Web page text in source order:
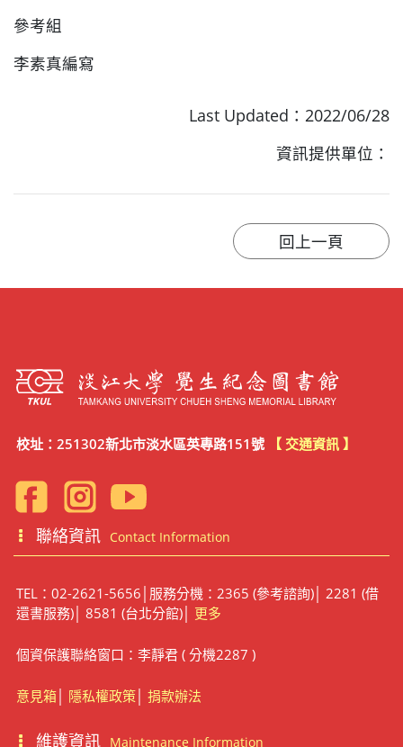
參考組
李素真編寫
Last Updated：2022/06/28
資訊提供單位：
校址：251302新北市淡水區英專路151號 【 交通資訊 】
聯絡資訊 Contact Information
TEL：02-2621-5656│服務分機：2365 (參考諮詢)│ 2281 (借
還書服務)│ 8581 (台北分館)│ 更多
個資保護聯絡窗口：李靜君 ( 分機2287 )
意見箱│ 隱私權政策│ 捐款辦法
維護資訊 Maintenance Information